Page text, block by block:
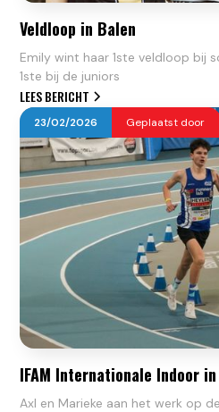
Veldloop in Balen
Emily wint haar 1ste veldloop bij
1ste bij de juniors
LEES BERICHT
23/02/2026 Geplaatst door
IFAM Internationale Indoor
Axl en Marieke aan het werk op